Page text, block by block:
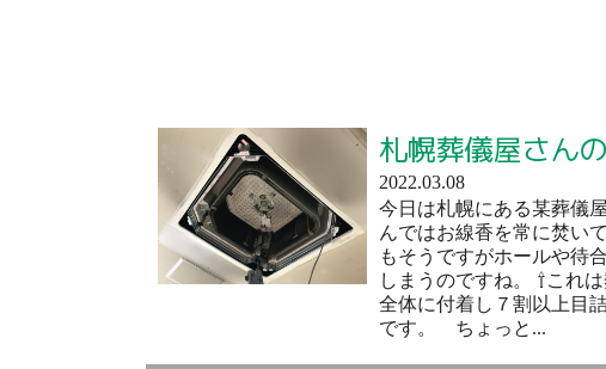
札幌葬儀屋さん
2022.03.08
今日は札幌にある某葬儀
んではお線香を常に焚い
もそうですがホールや待
しまうのですね。 ⇧これ
全体に付着し７割以上
です。 ちょっと...